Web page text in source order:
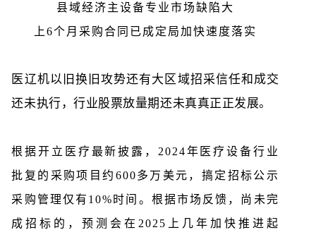
县域经济主设备专业市场缺陷大
上6个月采购合同已成定局加快速度落实
医辽机以旧换旧攻势还有大区域招采信任和成交
还未执行，行业股票放量期还未真真正正发展。
根据开立医疗最新披露，2024年医疗设备行业
批复的采购项目约600多万美元，搞定招标公示
采购管理仅有10%时间。根据市场反馈，尚未完
成招标的，预测会在2025上几年加快推进起